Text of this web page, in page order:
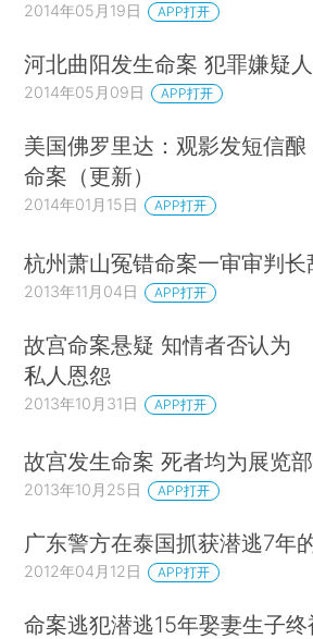
2014年05月19日 APP打开
河北曲阳发生命案 犯罪嫌疑
2014年05月09日 APP打开
美国佛罗里达：观影发短信酿
命案（更新）
2014年01月15日 APP打开
杭州萧山冤错命案一审审判长
2013年11月04日 APP打开
故宫命案悬疑 知情者否认为
私人恩怨
2013年10月31日 APP打开
故宫发生命案 死者均为展览
2013年10月25日 APP打开
广东警方在泰国抓获潜逃7年
2012年04月12日 APP打开
命案逃犯潜逃15年娶妻生子